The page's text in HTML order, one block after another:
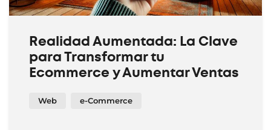
Realidad Aumentada: La Clave
para Transformar tu
Ecommerce y Aumentar Ventas
Web e-Commerce